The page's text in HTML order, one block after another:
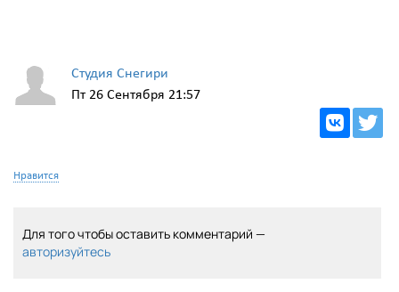
Студия Снегири
Пт 26 Сентября 21:57
Нравится
Для того чтобы оставить комментарий —
авторизуйтесь